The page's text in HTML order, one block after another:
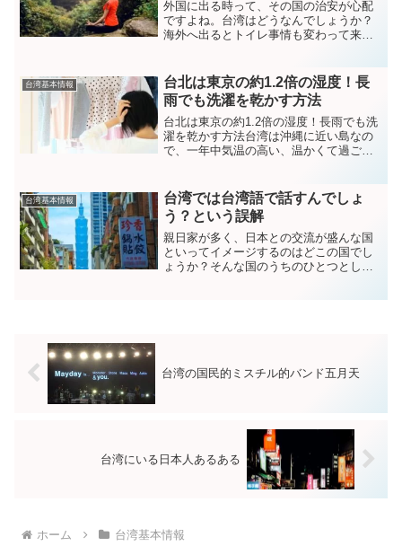
外国に出る時って、その国の治安が心配
ですよね。台湾はどうなんでしょうか？
海外へ出るとトイレ事情も変わって来ま
所で流せるの？答えはこちらに......。ト
イレットペーパー...
台湾基本情報
台北は東京の約1.2倍の湿度！長
雨でも洗濯を乾かす方法
台北は東京の約1.2倍の湿度！長雨でも洗
濯を乾かす方法台湾は沖縄に近い島なの
で、一年中気温の高い、温かくて過ごし
く知らないと、常夏なんじゃないか、Tシ
ャツ一枚で行けるん...
台湾基本情報
台湾では台湾語で話すんでしょ
う？という誤解
親日家が多く、日本との交流が盛んな国
といってイメージするのはどこの国でし
ょうか？そんな国のうちのひとつとし
台湾の国民的ミスチル的バンド五月天
台湾にいる日本人あるある
ホーム 台湾基本情報